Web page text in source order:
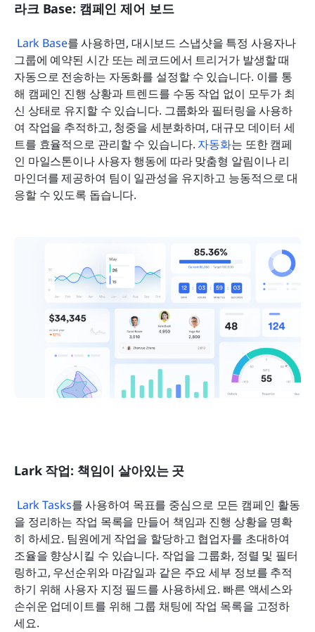
라크 Base: 캠페인 제어 보드
Lark Base를 사용하면, 대시보드 스냅샷을 특정 사용자나
그룹에 예약된 시간 또는 레코드에서 트리거가 발생할 때
자동으로 전송하는 자동화를 설정할 수 있습니다. 이를 통
해 캠페인 진행 상황과 트렌드를 수동 작업 없이 모두가 최
신 상태로 유지할 수 있습니다. 그룹화와 필터링을 사용하
여 작업을 추적하고, 청중을 세분화하며, 대규모 데이터 세
트를 효율적으로 관리할 수 있습니다. 자동화는 또한 캠페
인 마일스톤이나 사용자 행동에 따라 맞춤형 알림이나 리
마인더를 제공하여 팀이 일관성을 유지하고 능동적으로 대
응할 수 있도록 돕습니다.
Lark 작업: 책임이 살아있는 곳
Lark Tasks를 사용하여 목표를 중심으로 모든 캠페인 활동
을 정리하는 작업 목록을 만들어 책임과 진행 상황을 명확
히 하세요. 팀원에게 작업을 할당하고 협업자를 초대하여
조율을 향상시킬 수 있습니다. 작업을 그룹화, 정렬 및 필터
링하고, 우선순위와 마감일과 같은 주요 세부 정보를 추적
하기 위해 사용자 지정 필드를 사용하세요. 빠른 액세스와
손쉬운 업데이트를 위해 그룹 채팅에 작업 목록을 고정하
세요.